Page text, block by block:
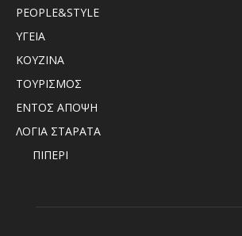
PEOPLE&STYLE
ΥΓΕΙΑ
ΚΟΥΖΙΝΑ
ΤΟΥΡΙΣΜΟΣ
ΕΝΤΟΣ ΑΠΟΨΗ
ΛΟΓΙΑ ΣΤΑΡΑΤΑ
ΠΙΠΕΡΙ